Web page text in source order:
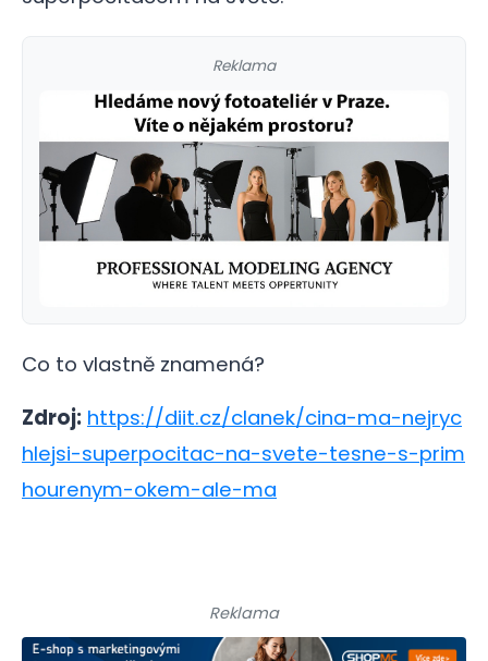
Reklama
Co to vlastně znamená?
Zdroj: https://diit.cz/clanek/cina-ma-nejryc
hlejsi-superpocitac-na-svete-tesne-s-prim
hourenym-okem-ale-ma
Reklama